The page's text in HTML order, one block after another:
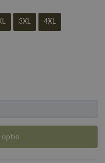
3XL 4XL
optie